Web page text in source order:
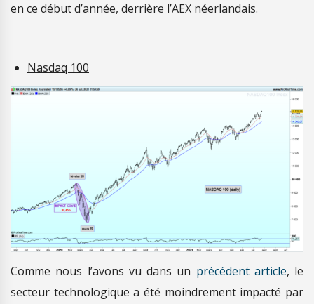
en ce début d’année, derrière l’AEX néerlandais.
Nasdaq 100
Comme nous l’avons vu dans un précédent article, le
secteur technologique a été moindrement impacté par